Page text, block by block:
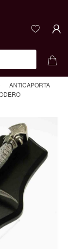
ANTICAPORTA